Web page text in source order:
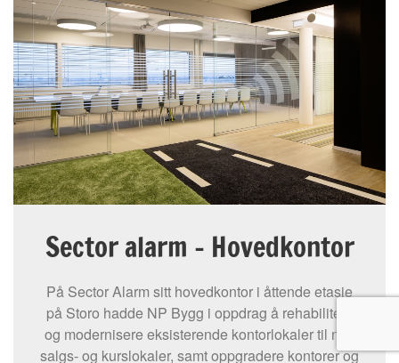
Sector alarm - Hovedkontor
På Sector Alarm sitt hovedkontor i åttende etasje
på Storo hadde NP Bygg i oppdrag å rehabilitere
og modernisere eksisterende kontorlokaler til nye
salgs- og kurslokaler, samt oppgradere kontorer og